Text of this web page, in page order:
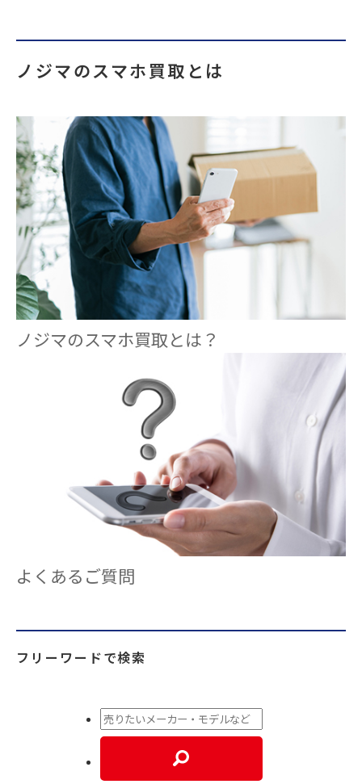
ノジマのスマホ買取とは
ノジマのスマホ買取とは？
よくあるご質問
フリーワードで検索